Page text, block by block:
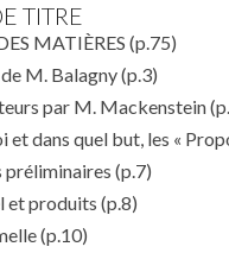
TITRE
MATIÈRES (p.75)
M. Balagny(p.3)
par M. Mackenstein
et dans quel but, les «
préliminaires (p.7)
et produits (p.8)
(p.10)